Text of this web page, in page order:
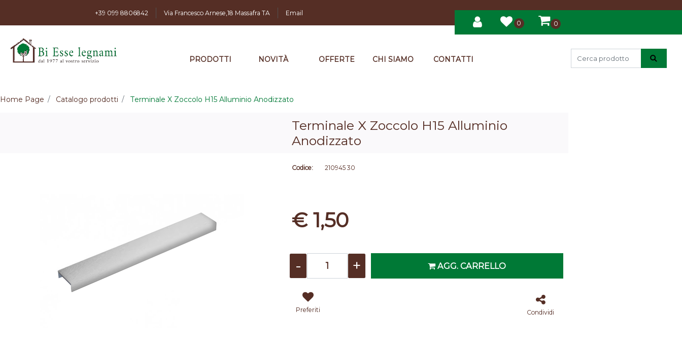
+39 099 8806842 Via Francesco Arnese,18 Massafra TA
Email
0
0
PRODOTTI NOVITÀ OFFERTE CHI SIAMO CONTATTI
Home Page Catalogo prodotti Terminale X Zoccolo H15 Alluminio Anodizzato
Terminale X Zoccolo H15 Alluminio
Anodizzato
Codice: 210945 30
€ 1,50
AGG. CARRELLO
Preferiti Condividi